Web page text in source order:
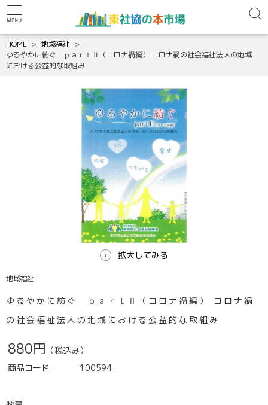
HOME
地域福祉
ゆるやかに紡ぐ ｐａｒｔⅡ（コロナ禍編） コロナ禍の社会福祉法人の地域
における公益的な取組み
拡大してみる
地域福祉
ゆるやかに紡ぐ ｐａｒｔⅡ（コロナ禍編） コロナ禍
の社会福祉法人の地域における公益的な取組み
880円 （税込み）
商品コード
100594